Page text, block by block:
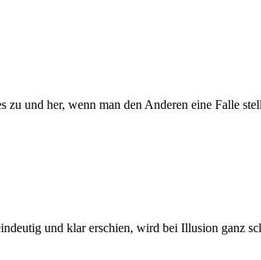
und her, wenn man den Anderen eine Falle
und klar erschien, wird bei Illusion ganz